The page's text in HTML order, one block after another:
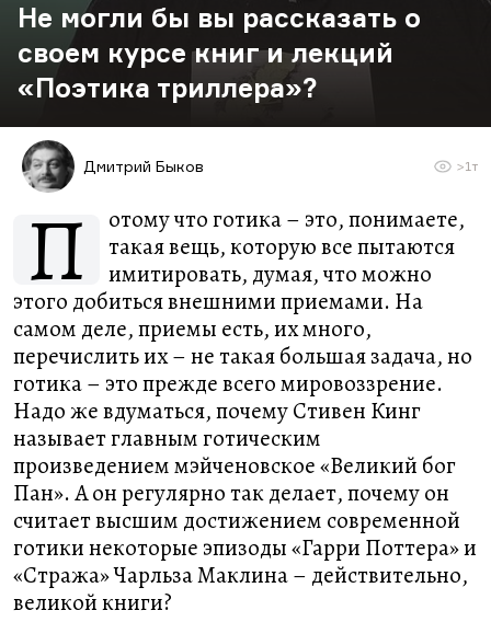
Не могли бы вы рассказать о
своем курсе книг и лекций
«Поэтика триллера»?
Дмитрий Быков >1т
П
отому что готика – это, понимаете,
такая вещь, которую все пытаются
имитировать, думая, что можно
этого добиться внешними приемами. На
самом деле, приемы есть, их много,
перечислить их – не такая большая задача, но
готика – это прежде всего мировоззрение.
Надо же вдуматься, почему Стивен Кинг
называет главным готическим
произведением мэйченовское «Великий бог
Пан». А он регулярно так делает, почему он
считает высшим достижением современной
готики некоторые эпизоды «Гарри Поттера» и
«Стража» Чарльза Маклина – действительно,
великой книги?